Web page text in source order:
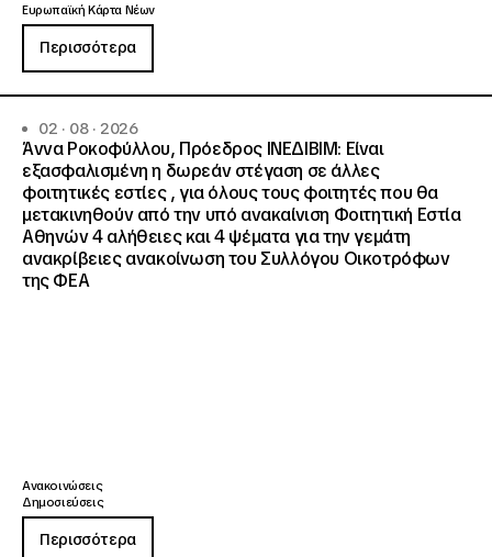
Ευρωπαϊκή Κάρτα Νέων
Περισσότερα
02 · 08 · 2026
Άννα Ροκοφύλλου, Πρόεδρος ΙΝΕΔΙΒΙΜ: Είναι
εξασφαλισμένη η δωρεάν στέγαση σε άλλες
φοιτητικές εστίες , για όλους τους φοιτητές που θα
μετακινηθούν από την υπό ανακαίνιση Φοιτητική Εστία
Αθηνών 4 αλήθειες και 4 ψέματα για την γεμάτη
ανακρίβειες ανακοίνωση του Συλλόγου Οικοτρόφων
της ΦΕΑ
Ανακοινώσεις
Δημοσιεύσεις
Περισσότερα